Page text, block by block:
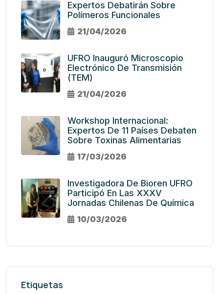
Expertos Debatirán Sobre
Polímeros Funcionales
21/04/2026
UFRO Inauguró Microscopio
Electrónico De Transmisión
(TEM)
21/04/2026
Workshop Internacional:
Expertos De 11 Países Debaten
Sobre Toxinas Alimentarias
17/03/2026
Investigadora De Bioren UFRO
Participó En Las XXXV
Jornadas Chilenas De Química
10/03/2026
Etiquetas